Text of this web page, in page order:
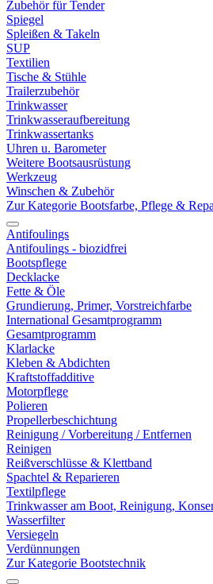
Zubehör für Tender
Spiegel
Spleißen & Takeln
SUP
Textilien
Tische & Stühle
Trailerzubehör
Trinkwasser
Trinkwasseraufbereitung
Trinkwassertanks
Uhren u. Barometer
Weitere Bootsausrüstung
Werkzeug
Winschen & Zubehör
Zur Kategorie Bootsfarbe, Pflege &
Antifoulings
Antifoulings - biozidfrei
Bootspflege
Decklacke
Fette & Öle
Grundierung, Primer, Vorstreichfarbe
International Gesamtprogramm
Gesamtprogramm
Klarlacke
Kleben & Abdichten
Kraftstoffadditive
Motorpflege
Polieren
Propellerbeschichtung
Reinigung / Vorbereitung / Entfernen
Reinigen
Reißverschlüsse & Klettband
Spachtel & Reparieren
Textilpflege
Trinkwasser am Boot, Reinigung,
Wasserfilter
Versiegeln
Verdünnungen
Zur Kategorie Bootstechnik